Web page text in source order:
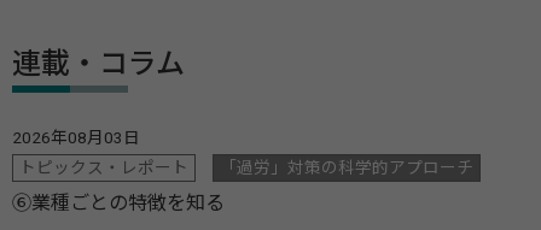
連載・コラム
2026年08月03日
トピックス・レポート
「過労」対策の科学的アプローチ
⑥業種ごとの特徴を知る